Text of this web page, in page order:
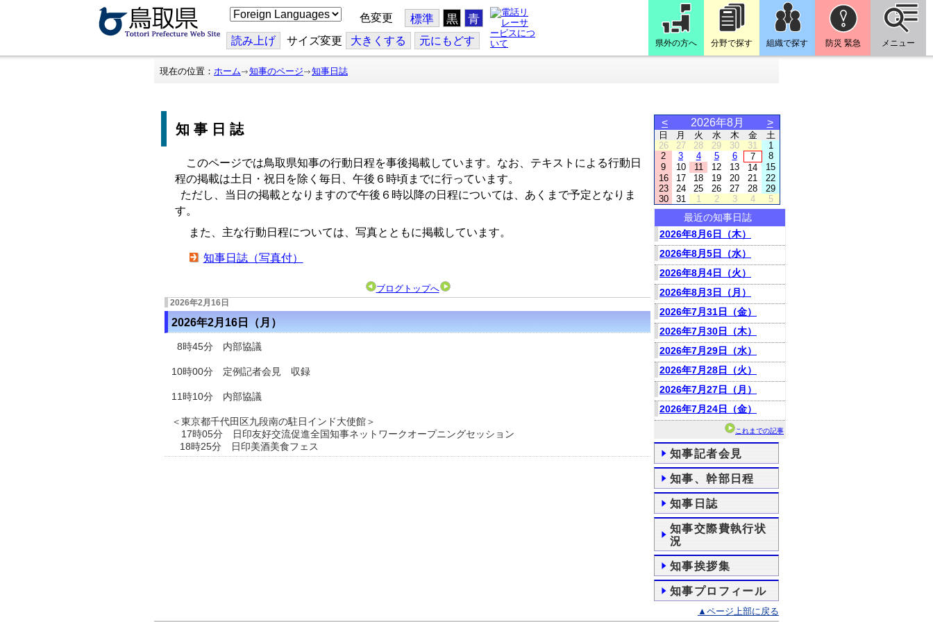
こ
の
ジ
を
翻
色変更 標準 黒 青
読み上げ サイズ変更 大きくする 元にもどす 県外の方へ 分野で探す 組織で探す 防災 緊急 メニュー
現在の位置： ホーム 知事のページ 知事日誌
知事日誌
このページでは鳥取県知事の行動日程を事後掲載しています。なお、テキストによる行動日
程の掲載は土日・祝日を除く毎日、午後６時頃までに行っています。
ただし、当日の掲載となりますので午後６時以降の日程については、あくまで予定となりま
す。
また、主な行動日程については、写真とともに掲載しています。
知事日誌（写真付）
ブログトップへ
2026年2月16日
2026年2月16日（月）
8時45分 内部協議
10時00分 定例記者会見 収録
11時10分 内部協議
＜東京都千代田区九段南の駐日インド大使館＞
17時05分 日印友好交流促進全国知事ネットワークオープニングセッション
18時25分 日印美酒美食フェス
< 2026年8月 >
日 月 火 水 木 金
土
26
27 28 29 30 31
1
2
3 4 5 6 7
8
9
10 11 12 13 14
15
16
17 18 19 20 21
22
23
24 25 26 27 28
29
30
31 1 2 3 4 5
最近の知事日誌
2026年8月6日（木）
2026年8月5日（水）
2026年8月4日（火）
2026年8月3日（月）
2026年7月31日（金）
2026年7月30日（木）
2026年7月29日（水）
2026年7月28日（火）
2026年7月27日（月）
2026年7月24日（金）
これまでの記事
知事記者会見
知事、幹部日程
知事日誌
知事交際費執行状
況
知事挨拶集
知事プロフィール
▲ページ上部に戻る